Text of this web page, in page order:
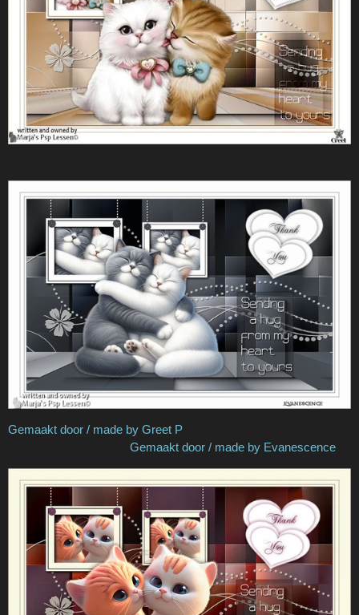
Gemaakt door / made by Greet P
Gemaakt door / made by Evanescence